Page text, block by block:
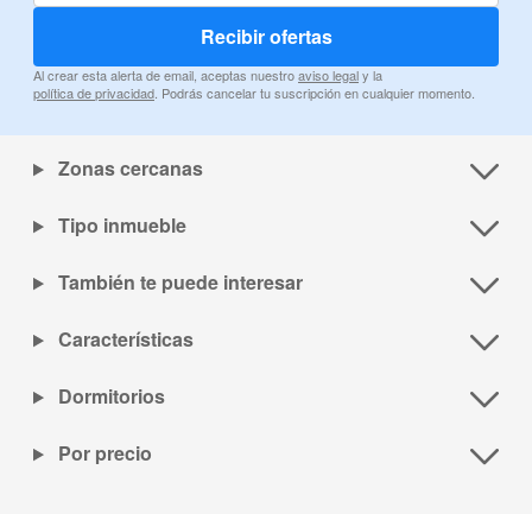
Recibir ofertas
Al crear esta alerta de email, aceptas nuestroaviso legaly la
política de privacidad. Podrás cancelar tu suscripción en cualquier momento.
Zonas cercanas
Tipo inmueble
También te puede interesar
Características
Dormitorios
Por precio